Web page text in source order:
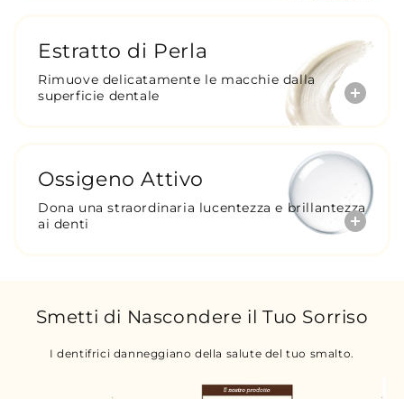
Estratto di Perla
Rimuove delicatamente le macchie dalla
superficie dentale
Ossigeno Attivo
Dona una straordinaria lucentezza e brillantezza
ai denti
Smetti di Nascondere il Tuo Sorriso
I dentifrici danneggiano della salute del tuo smalto.